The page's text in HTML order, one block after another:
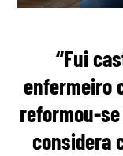
“Fui
enfermeiro
reformou-
considera